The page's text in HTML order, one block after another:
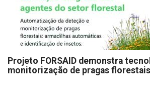
Projeto FORSAID demonstra
monitorização de pragas